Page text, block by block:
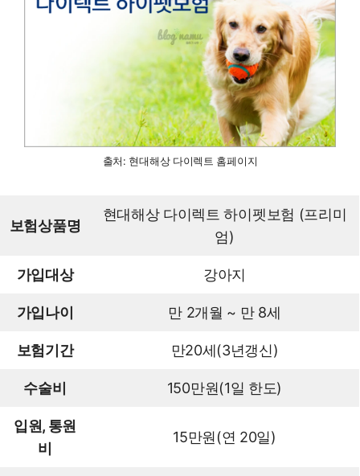
출처: 현대해상 다이렉트 홈페이지
보험상품명
현대해상 다이렉트 하이펫보험 (프리미
엄)
가입대상 강아지
가입나이 만 2개월 ~ 만 8세
보험기간 만20세(3년갱신)
수술비 150만원(1일 한도)
입원, 통원
비
15만원(연 20일)